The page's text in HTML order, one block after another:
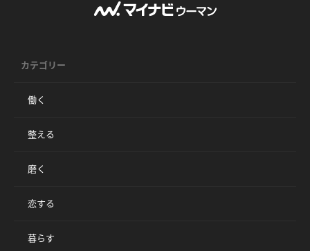
カテゴリー
働く
整える
磨く
恋する
暮らす